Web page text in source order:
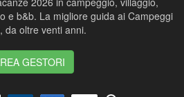
e b&b. La migliore guida ai Campeggi
da oltre venti anni.
GESTORI